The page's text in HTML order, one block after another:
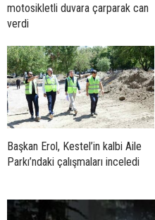
motosikletli duvara çarparak can
verdi
Başkan Erol, Kestel’in kalbi Aile
Parkı’ndaki çalışmaları inceledi